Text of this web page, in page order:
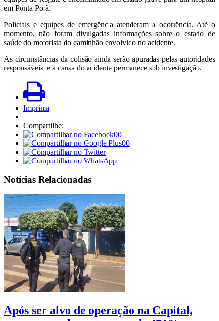
em Ponta Porã.
Policiais e equipes de emergência atenderam a ocorrência. Até o
momento, não foram divulgadas informações sobre o estado de
saúde do motorista do caminhão envolvido no acidente.
As circunstâncias da colisão ainda serão apuradas pelas autoridades
responsáveis, e a causa do acidente permanece sob investigação.
Imprima
|
Compartilhe:
00
00
Notícias Relacionadas
Após ser alvo de operação na Capital,